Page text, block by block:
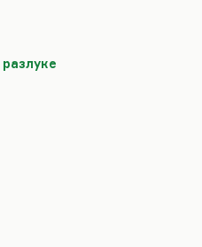
случилось, что
его никогда не
знаю, про что там — то
известных
и первые
— там человек,
к 18-му
поколений. Это очень…